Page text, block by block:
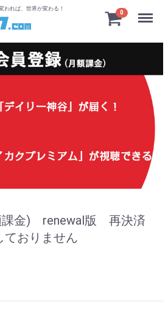
われば、世界が変わる！
0 Menu
課金) renewal版 再決済
おりません